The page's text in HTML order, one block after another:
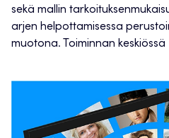
sekä mallin
arjen helpottamisessa
muotona. Toiminnan keskiössä